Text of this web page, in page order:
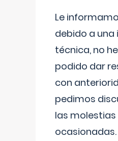
Le
debido a una
técnica, no
podido dar
con
pedimos
las molestias
ocasionadas.